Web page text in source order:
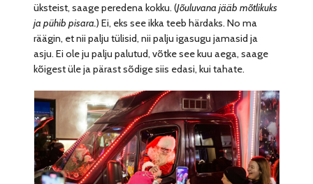
üksteist, saage peredena kokku. (Jõuluvana jääb mõtlikuks
ja pühib pisara.) Ei, eks see ikka teeb härdaks. No ma
räägin, et nii palju tülisid, nii palju igasugu jamasid ja
asju. Ei ole ju palju palutud, võtke see kuu aega, saage
kõigest üle ja pärast sõdige siis edasi, kui tahate.